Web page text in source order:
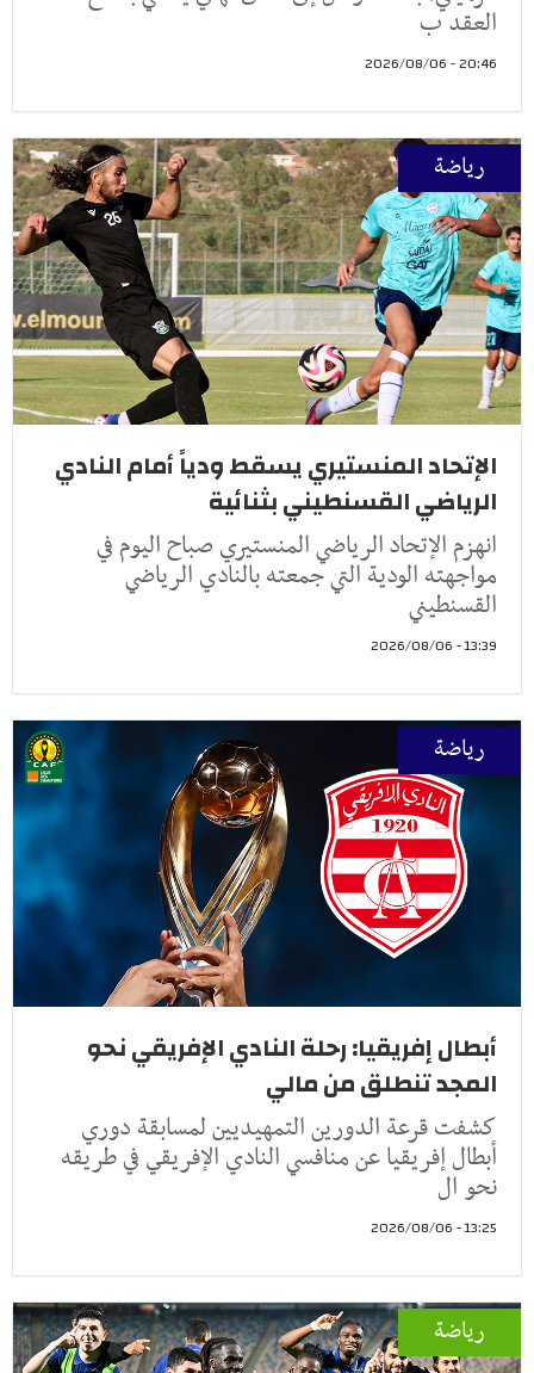
العقد ب
20:46 - 2026/08/06
رياضة
الإتحاد المنستيري يسقط ودياً أمام النادي
الرياضي القسنطيني بثنائية
انهزم الإتحاد الرياضي المنستيري صباح اليوم في
مواجهته الودية التي جمعته بالنادي الرياضي
القسنطيني
13:39 - 2026/08/06
رياضة
أبطال إفريقيا: رحلة النادي الإفريقي نحو
المجد تنطلق من مالي
كشفت قرعة الدورين التمهيديين لمسابقة دوري
أبطال إفريقيا عن منافسي النادي الإفريقي في طريقه
نحو ال
13:25 - 2026/08/06
رياضة